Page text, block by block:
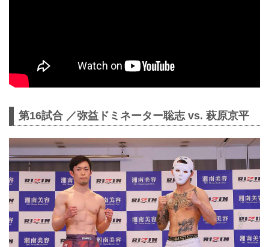
第16試合 ／弥益ドミネーター聡志 vs. 萩原京平